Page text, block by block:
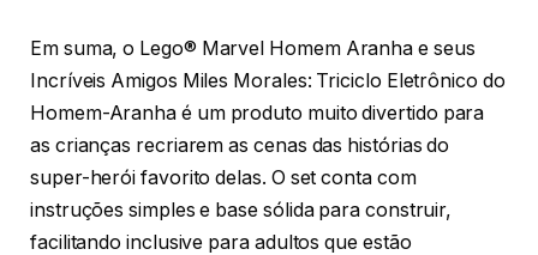
Em suma, o Lego® Marvel Homem Aranha e seus
Incríveis Amigos Miles Morales: Triciclo Eletrônico do
Homem-Aranha é um produto muito divertido para
as crianças recriarem as cenas das histórias do
super-herói favorito delas. O set conta com
instruções simples e base sólida para construir,
facilitando inclusive para adultos que estão